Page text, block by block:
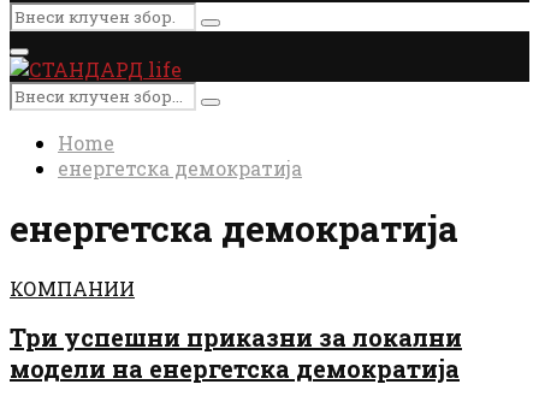
Search
for:
Search
Primary
Menu
Search
for:
Search
Home
енергетска демократија
енергетска демократија
КОМПАНИИ
Три успешни приказни за локални
модели на енергетска демократија